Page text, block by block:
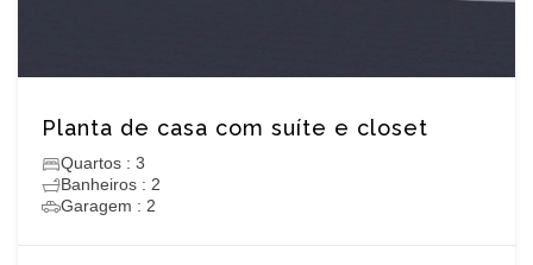
Planta de casa com suíte e closet
Quartos : 3
Banheiros : 2
Garagem : 2